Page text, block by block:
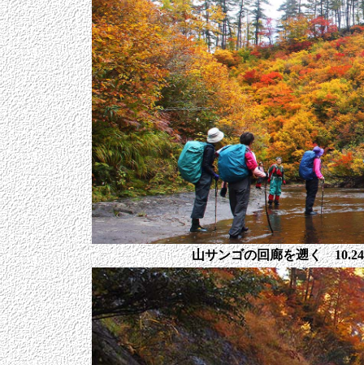
山サンゴの回廊を遡く